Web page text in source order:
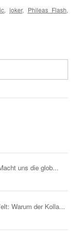
, joker, Phileas Flash,
uns die glob...
Warum der Kolla...